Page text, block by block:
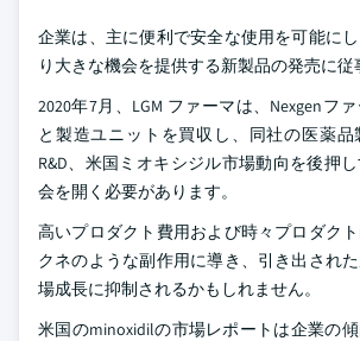
企業は、主に便利で安全な使用を可能に
り大きな機会を提供する新製品の発売に従
2020年7月、LGM ファーマは、Nexgenフ
と製造ユニットを買収し、同社の医薬品
R&D、米国ミオキシジル市場動向を後押
会を開く必要があります。
高いプロダクト費用および時々プロダク
クネのような副作用に導き、引き出され
場成長に抑制されるかもしれません。
米国のminoxidilの市場レポートは企業の